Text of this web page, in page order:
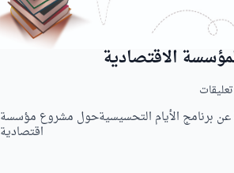
المؤسسة الاقتصادية
عن برنامج الأيام التحسيسيةحول مشروع مؤسسة
اقتصادية